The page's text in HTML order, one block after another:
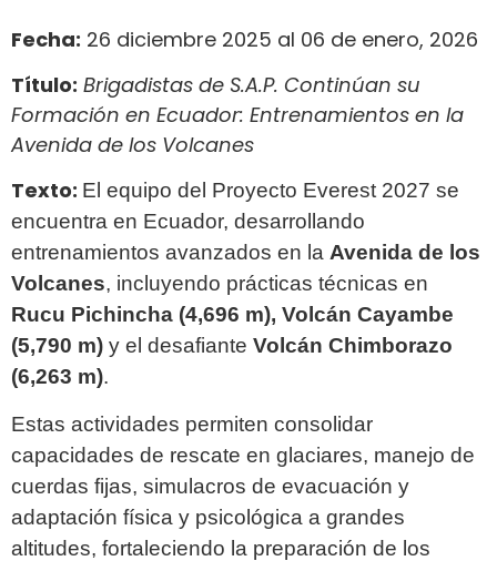
Fecha: 26 diciembre 2025 al 06 de enero, 2026
Título: Brigadistas de S.A.P. Continúan su
Formación en Ecuador: Entrenamientos en la
Avenida de los Volcanes
Texto: El equipo del Proyecto Everest 2027 se
encuentra en Ecuador, desarrollando
entrenamientos avanzados en la Avenida de los
Volcanes, incluyendo prácticas técnicas en
Rucu Pichincha (4,696 m), Volcán Cayambe
(5,790 m) y el desafiante Volcán Chimborazo
(6,263 m).
Estas actividades permiten consolidar
capacidades de rescate en glaciares, manejo de
cuerdas fijas, simulacros de evacuación y
adaptación física y psicológica a grandes
altitudes, fortaleciendo la preparación de los